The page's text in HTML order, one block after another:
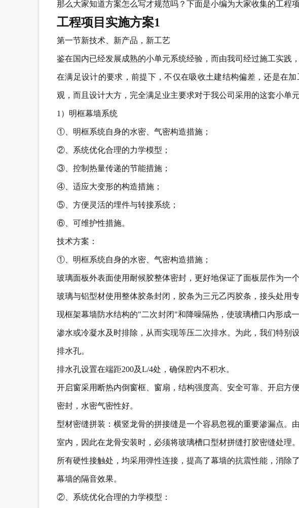
那么大家知道方案怎么写才规范吗？下面是小编为大家收集的工程
工程项目实施方案1
第一节新技术、新产品，新工艺
鉴在国内已经发展成熟的小单元系统经验，而由我司经过施工实践
在满足设计的要求，前提下，不仅在吸收土建结构偏差，还是在
观，而且设计大方，完全满足业主要求对于我公司采用的这套小单
1）明框幕墙系统
①、明框系统自身的水密、气密构造措施；
②、系统优化合理的力学模型；
③、控制热量传递的节能措施；
④、适应大变形的构造措施；
⑤、方便灵活的埋件与转接系统；
⑥、可维护性措施。
技术方案：
①、明框系统自身的水密、气密构造措施；
玻璃面板外表面使用耐候胶整体密封，更好地保证了面板层作为一
玻璃与铝型材使用整体胶条封闭，胶条为三元乙丙胶条，接头处用
现框架幕墙防水结构的"二次封闭"和降噪隔热，使玻璃槽口内形成
渗水或冷凝水及时排除，从而实现等压二次排水。为此，我们特别
排水孔。
排水孔设置在端距200及L/4处，确保腔内不积水。
开启窗采用断热内倒窗框、窗扇，结构强度高、安全可靠、开启方
密封，水密气密性好。
型材密缝拼装：横竖龙骨的拼接缝是一个容易忽视的重要渗漏点。
室内，因此在龙骨安装时，必须将玻璃槽口型材拼缝打胶密缝处理。
所有硬性接触处，均采用弹性连接，提高了幕墙的抗震性能，消除
幕墙的隔音效果。
②、系统优化合理的力学模型：